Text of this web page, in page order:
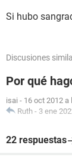
Si hubo
Discusiones
Por qué
isai - 16 oct 2012 a
Ruth - 3 ene
22 respuestas